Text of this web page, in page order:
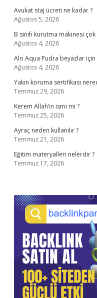
Avukat staj ücreti ne kadar ?
Ağustos 5, 2026
B sınıfı kurutma makinesi
Ağustos 4, 2026
Alo Aqua Pudra beyazlar için
Ağustos 4, 2026
Yakın koruma sertifikası
Temmuz 29, 2026
Kerem Allah’ın ismi mi ?
Temmuz 25, 2026
Ayraç neden kullanılır ?
Temmuz 21, 2026
Eğitim materyalleri nelerdir ?
Temmuz 17, 2026